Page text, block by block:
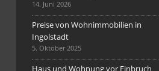
14. Juni 2026
Preise von Wohnimmobilien in
Ingolstadt
5. Oktober 2025
Haus und Wohnung vor Einbruch